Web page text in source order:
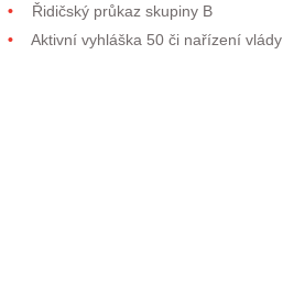
Řidičský průkaz skupiny B
Aktivní vyhláška 50 či nařízení vlády